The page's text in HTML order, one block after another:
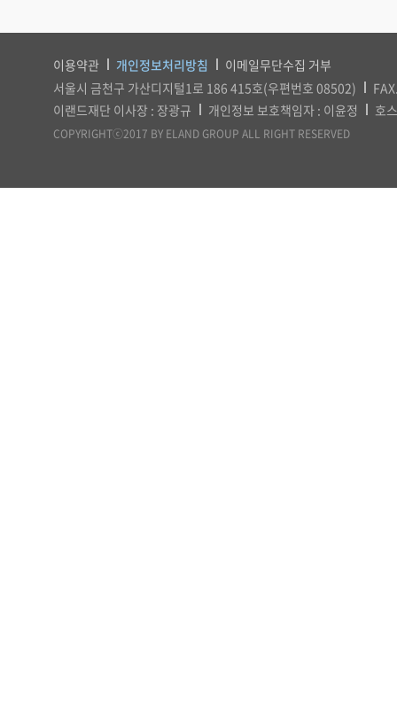
이용약관 개인정보처리방침
이메일무단수집 거부
서울시 금천구 가산디지털1로 186 415호(우편번호 08502)
이랜드재단 이사장 : 장광규
개인정보 보호책임자 : 이윤정 호
COPYRIGHTⓒ2017 BY ELAND GROUP ALL RIGHT RESERVED